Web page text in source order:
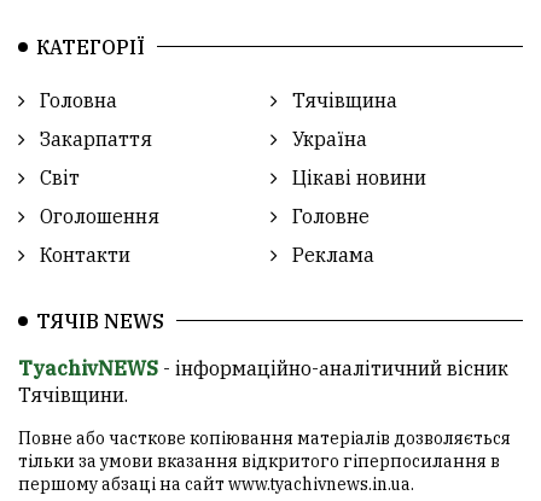
КАТЕГОРІЇ
Головна
Тячівщина
Закарпаття
Україна
Світ
Цікаві новини
Оголошення
Головне
Контакти
Реклама
ТЯЧІВ NEWS
TyachivNEWS - інформаційно-аналітичний вісник
Тячівщини.
Повне або часткове копіювання матеріалів дозволяється
тільки за умови вказання відкритого гіперпосилання в
першому абзаці на сайт www.tyachivnews.in.ua.